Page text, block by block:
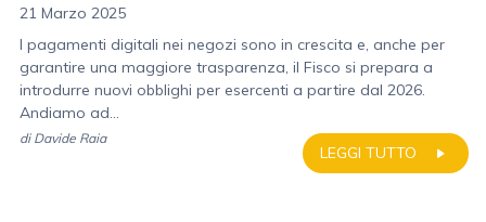
21 Marzo 2025
I pagamenti digitali nei negozi sono in crescita e, anche per
garantire una maggiore trasparenza, il Fisco si prepara a
introdurre nuovi obblighi per esercenti a partire dal 2026.
Andiamo ad...
LEGGI TUTTO
di Davide Raia